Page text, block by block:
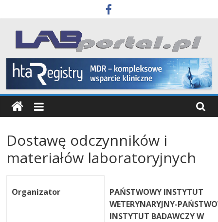
to
content
Labportal
Laboratoria
Aparatura
Badania
Dostawę odczynników i
materiałów laboratoryjnych
Organizator
PAŃSTWOWY INSTYTUT
WETERYNARYJNY-
INSTYTUT BADAWCZY W